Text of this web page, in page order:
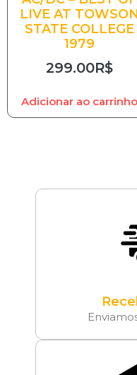
LIVE AT
STATE COLLEGE
1979
299.00R$
Adicionar ao carrinho